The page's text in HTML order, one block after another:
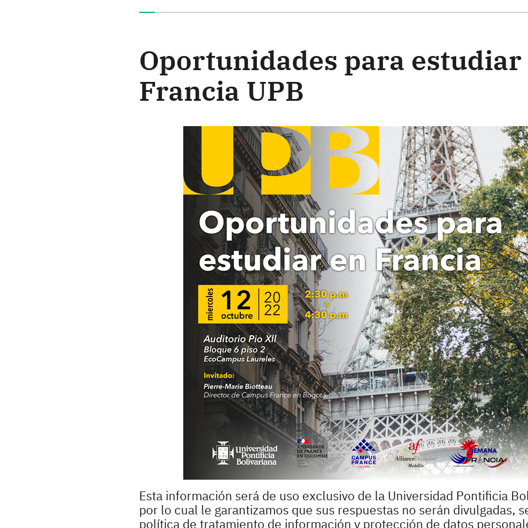
Oportunidades para estudiar
Francia UPB
Esta información será de uso exclusivo de la Universidad Pontificia
por lo cual le garantizamos que sus respuestas no serán divulgadas,
política de tratamiento de información y protección de datos